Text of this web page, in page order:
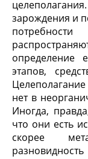
зарождения и
определение
этапов,
нет в
Иногда,
что они есть
скорее